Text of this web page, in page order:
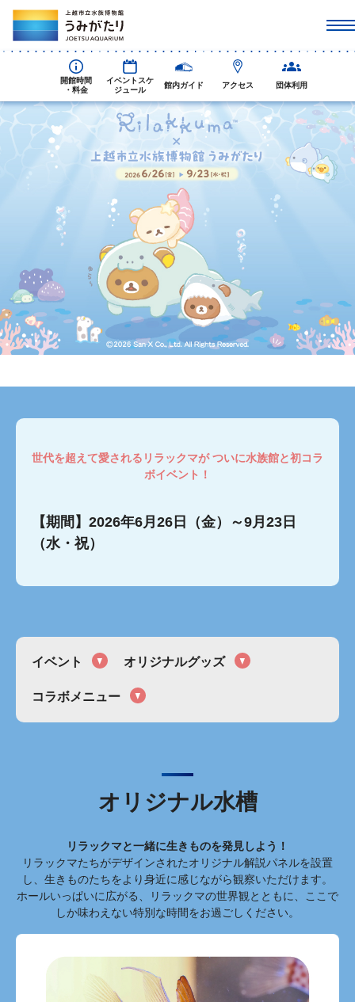
開館時間
・料金
イベントスケ
ジュール
館内ガイド アクセス 団体利用
世代を超えて愛されるリラックマが ついに水族館と初コラ
ボイベント！
【期間】2026年6月26日（金）～9月23日
（水・祝）
イベント オリジナルグッズ
コラボメニュー
オリジナル水槽
リラックマと一緒に生きものを発見しよう！
リラックマたちがデザインされたオリジナル解説パネルを設置
し、生きものたちをより身近に感じながら観察いただけます。
ホールいっぱいに広がる、リラックマの世界観とともに、ここで
しか味わえない特別な時間をお過ごしください。